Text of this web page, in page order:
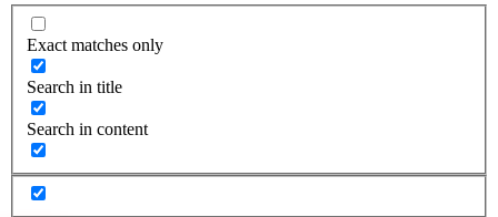
Exact matches only
Search in title
Search in content